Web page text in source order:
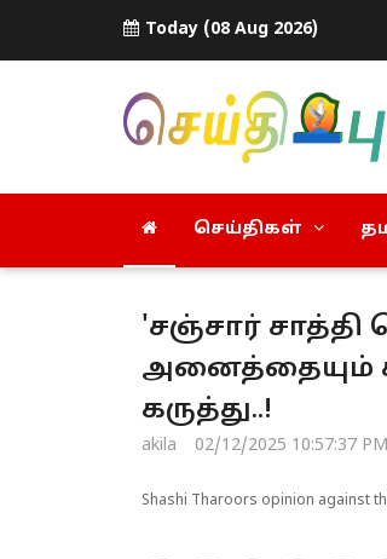
Today (08 Aug 2026)
செய்திகள்
'சஞ்சார் சாத்தி
அனைத்தையும்
கருத்து..!
akila 02/12/2025 10:57:37 PM
Shashi Tharoors opinion against